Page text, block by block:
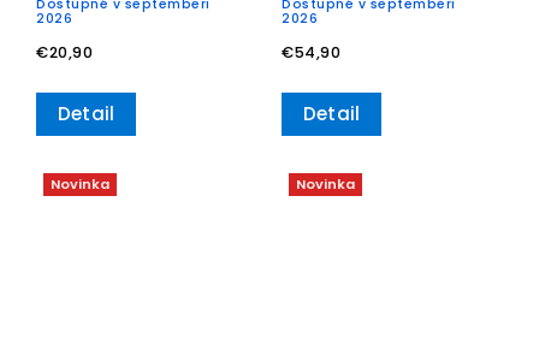
Dostupné v septemberi
2026
€20,90
Detail
Dostupné v septemberi
2026
€54,90
Detail
Novinka Novinka